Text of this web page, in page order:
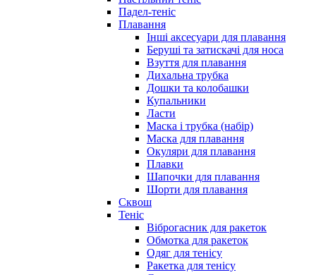
Падел-теніс
Плавання
Інші аксесуари для плавання
Беруші та затискачі для носа
Взуття для плавання
Дихальна трубка
Дошки та колобашки
Купальники
Ласти
Маска і трубка (набір)
Маска для плавання
Окуляри для плавання
Плавки
Шапочки для плавання
Шорти для плавання
Сквош
Теніс
Віброгасник для ракеток
Обмотка для ракеток
Одяг для тенісу
Ракетка для тенісу